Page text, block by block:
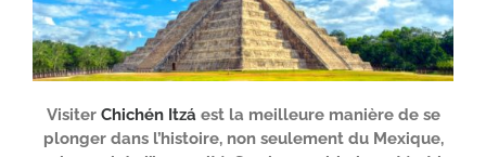
Visiter Chichén Itzáest la meilleure manière de se
plonger dans l’histoire, non seulement du Mexique,